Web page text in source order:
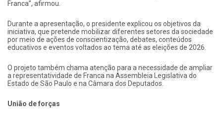
Franca”, afirmou.
Durante a apresentação, o presidente explicou os objetivos da
iniciativa, que pretende mobilizar diferentes setores da sociedade
por meio de ações de conscientização, debates, conteúdos
educativos e eventos voltados ao tema até as eleições de 2026.
O projeto também chama atenção para a necessidade de ampliar
a representatividade de Franca na Assembleia Legislativa do
Estado de São Paulo e na Câmara dos Deputados.
União de forças